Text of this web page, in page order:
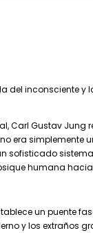
del inconsciente y
Carl Gustav Jung
era simplemente
sofisticado
humana
un puente
y los extraños